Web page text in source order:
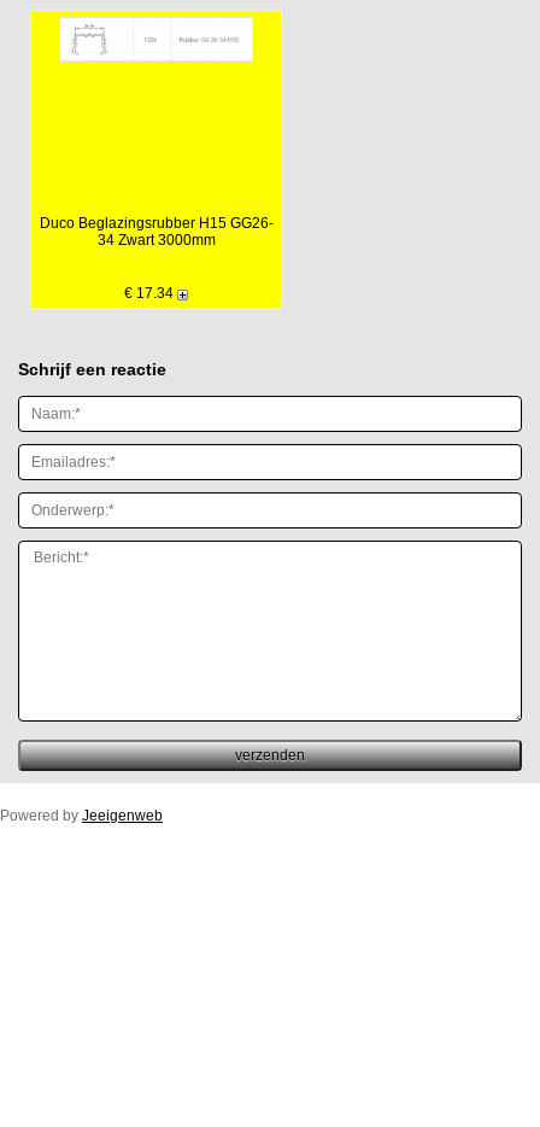
Duco Beglazingsrubber H15 GG26-
34 Zwart 3000mm
€ 17.34
Schrijf een reactie
Powered by Jeeigenweb